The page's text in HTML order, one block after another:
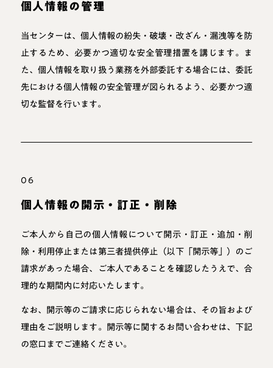
個人情報の管理
当センターは、個人情報の紛失・破壊・改ざん・漏洩等を防
止するため、必要かつ適切な安全管理措置を講じます。ま
た、個人情報を取り扱う業務を外部委託する場合には、委託
先における個人情報の安全管理が図られるよう、必要かつ適
切な監督を行います。
06
個人情報の開示・訂正・削除
ご本人から自己の個人情報について開示・訂正・追加・削
除・利用停止または第三者提供停止（以下「開示等」）のご
請求があった場合、ご本人であることを確認したうえで、合
理的な期間内に対応いたします。
なお、開示等のご請求に応じられない場合は、その旨および
理由をご説明します。開示等に関するお問い合わせは、下記
の窓口までご連絡ください。